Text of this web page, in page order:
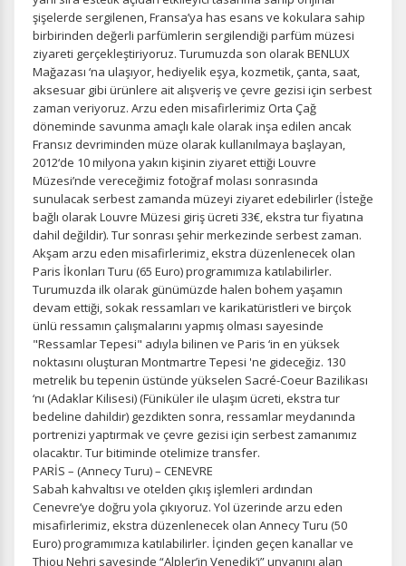
şişelerde sergilenen, Fransa’ya has esans ve kokulara sahip
birbirinden değerli parfümlerin sergilendiği parfüm müzesi
ziyareti gerçekleştiriyoruz. Turumuzda son olarak BENLUX
Mağazası ‘na ulaşıyor, hediyelik eşya, kozmetik, çanta, saat,
aksesuar gibi ürünlere ait alışveriş ve çevre gezisi için serbest
zaman veriyoruz. Arzu eden misafirlerimiz Orta Çağ
döneminde savunma amaçlı kale olarak inşa edilen ancak
Fransız devriminden müze olarak kullanılmaya başlayan,
2012‘de 10 milyona yakın kişinin ziyaret ettiği Louvre
Müzesi’nde vereceğimiz fotoğraf molası sonrasında
sunulacak serbest zamanda müzeyi ziyaret edebilirler (İsteğe
bağlı olarak Louvre Müzesi giriş ücreti 33€, ekstra tur fiyatına
dahil değildir). Tur sonrası şehir merkezinde serbest zaman.
Akşam arzu eden misafirlerimiz¸ ekstra düzenlenecek olan
Paris İkonları Turu (65 Euro) programımıza katılabilirler.
Turumuzda ilk olarak günümüzde halen bohem yaşamın
devam ettiği, sokak ressamları ve karikatüristleri ve birçok
ünlü ressamın çalışmalarını yapmış olması sayesinde
"Ressamlar Tepesi" adıyla bilinen ve Paris ‘in en yüksek
noktasını oluşturan Montmartre Tepesi 'ne gideceğiz. 130
metrelik bu tepenin üstünde yükselen Sacré-Coeur Bazilikası
‘nı (Adaklar Kilisesi) (Füniküler ile ulaşım ücreti, ekstra tur
bedeline dahildir) gezdikten sonra, ressamlar meydanında
portrenizi yaptırmak ve çevre gezisi için serbest zamanımız
olacaktır. Tur bitiminde otelimize transfer.
PARİS – (Annecy Turu) – CENEVRE
Sabah kahvaltısı ve otelden çıkış işlemleri ardından
Cenevre’ye doğru yola çıkıyoruz. Yol üzerinde arzu eden
misafirlerimiz, ekstra düzenlenecek olan Annecy Turu (50
Euro) programımıza katılabilirler. İçinden geçen kanallar ve
Thiou Nehri sayesinde “Alpler’in Venedik‘i” unvanını alan